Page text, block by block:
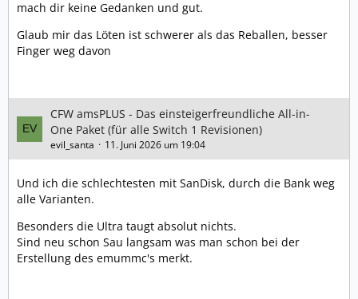
mach dir keine Gedanken und gut.
Glaub mir das Löten ist schwerer als das Reballen, besser
Finger weg davon
CFW amsPLUS - Das einsteigerfreundliche All-in-
One Paket (für alle Switch 1 Revisionen)
evil_santa 11. Juni 2026 um 19:04
Und ich die schlechtesten mit SanDisk, durch die Bank weg
alle Varianten.
Besonders die Ultra taugt absolut nichts.
Sind neu schon Sau langsam was man schon bei der
Erstellung des emummc's merkt.